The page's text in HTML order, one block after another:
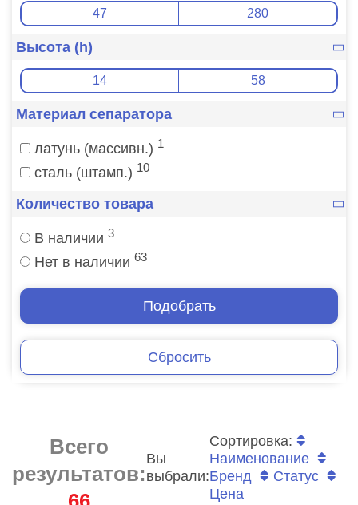
Высота (h)
Материал сепаратора
латунь (массивн.) 1
сталь (штамп.) 10
Количество товара
В наличии 3
Нет в наличии 63
Подобрать
Сбросить
Всего
результатов:
Вы
выбрали:
Сортировка:
Наименование
Бренд
Статус
Цена